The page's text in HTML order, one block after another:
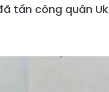
tấn công quân